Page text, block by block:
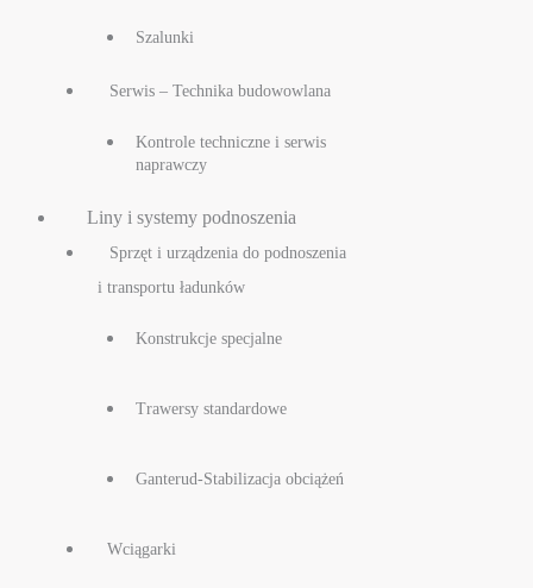
Szalunki
Serwis – Technika budowowlana
Kontrole techniczne i serwis
naprawczy
Liny i systemy podnoszenia
Sprzęt i urządzenia do podnoszenia
i transportu ładunków
Konstrukcje specjalne
Trawersy standardowe
Ganterud-Stabilizacja obciążeń
Wciągarki